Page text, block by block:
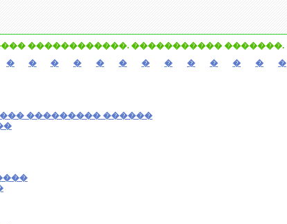
������������. ����������� �������.
� � � � � � � � � � � � �
��������� ������